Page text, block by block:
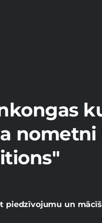
nometni
piedzīvojumu un